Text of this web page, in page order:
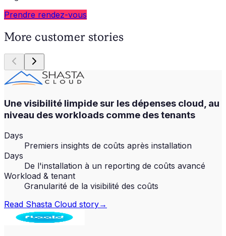
Prendre rendez-vous
More customer stories
Une visibilité limpide sur les dépenses cloud, au
niveau des workloads comme des tenants
Days
Premiers insights de coûts après installation
Days
De l'installation à un reporting de coûts avancé
Workload & tenant
Granularité de la visibilité des coûts
Read Shasta Cloud story→